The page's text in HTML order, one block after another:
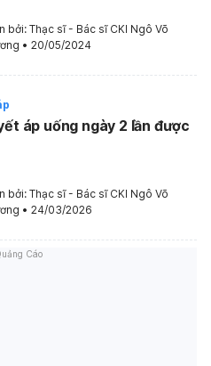
bởi: Thạc sĩ - Bác sĩ CKI Ngô Võ
• 20/05/2024
áp uống ngày 2 lần được
bởi: Thạc sĩ - Bác sĩ CKI Ngô Võ
• 24/03/2026
Cáo